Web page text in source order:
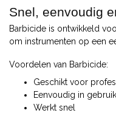
Snel, eenvoudig
Barbicide is ontwikkeld
om instrumenten op een
Voordelen van Barbicide:
Geschikt voor
Eenvoudig in gebruik
Werkt snel